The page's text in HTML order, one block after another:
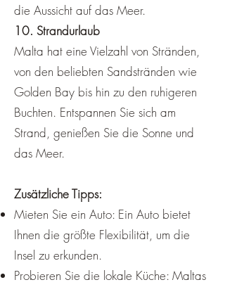
die Aussicht auf das Meer.
10. Strandurlaub
Malta hat eine Vielzahl von Stränden,
von den beliebten Sandstränden wie
Golden Bay bis hin zu den ruhigeren
Buchten. Entspannen Sie sich am
Strand, genießen Sie die Sonne und
das Meer.
Zusätzliche Tipps:
Mieten Sie ein Auto: Ein Auto bietet
Ihnen die größte Flexibilität, um die
Insel zu erkunden.
Probieren Sie die lokale Küche: Maltas